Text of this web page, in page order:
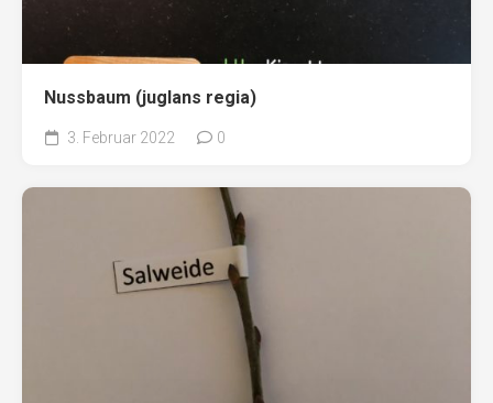
Nussbaum (juglans regia)
3. Februar 2022 0